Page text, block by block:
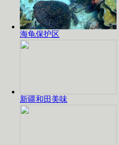
海龟保护区
新疆和田美味